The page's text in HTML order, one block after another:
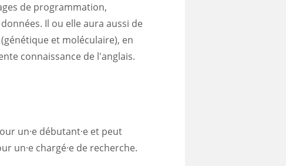
de programmation,
Il ou elle aura aussi de
et moléculaire), en
connaissance de l'anglais.
un·e débutant·e et peut
un·e chargé·e de recherche.